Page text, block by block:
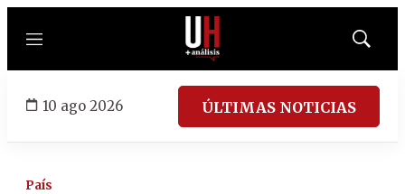
Menú
Mostrar
10 ago 2026 ÚLTIMAS NOTICIAS
País